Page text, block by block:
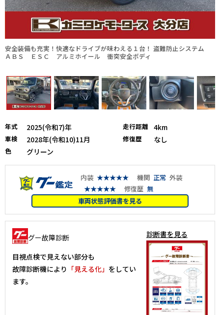
安全装備も充実！快適なドライブが味わえる１台！ 盗難防止システム
ＡＢＳ ＥＳＣ アルミホイール 衝突安全ボディ
年式 2025(令和7)年 走行距離 4km
車検 2028年(令和10)11月 修復歴 なし
色 グリーン
内装 ★★★★★ 機関 正常 外装
★★★★★
修復歴 無
車両状態評価書を見る
グー故障診断
目視点検で見えない部分も
故障診断機により 「見える化」 をしてい
ます。
診断書を見る